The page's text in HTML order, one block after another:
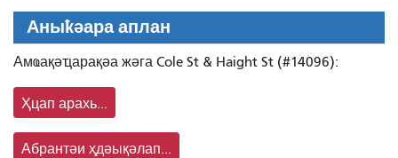
Аныҟәара аплан
Амҩақәҵарақәа жәга Cole St & Haight St (#14096):
Ҳцап арахь...
Абрантәи ҳдәықәлап...